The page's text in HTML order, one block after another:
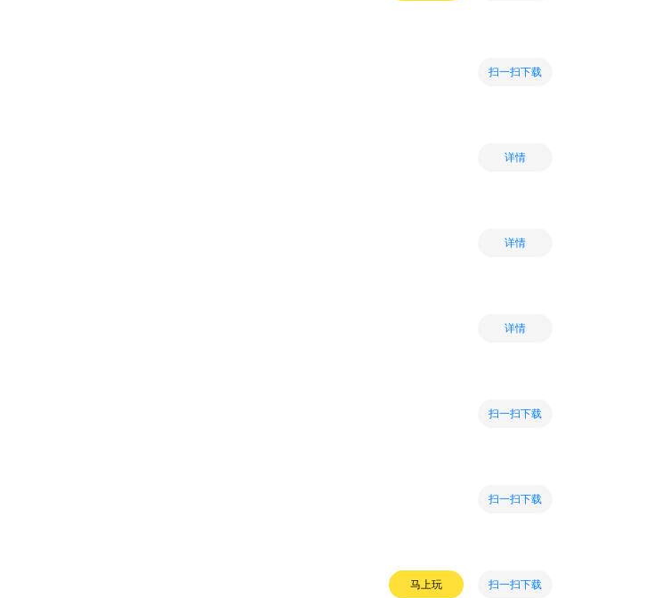
扫一扫下载
详情
详情
详情
扫一扫下载
扫一扫下载
马上玩 扫一扫下载